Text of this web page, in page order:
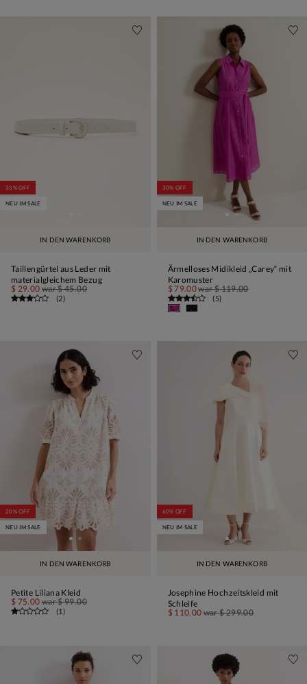
IN DEN WARENKORB
35% OFF
NEU IM SALE
Taillengürtel aus Leder mit
materialgleichem Bezug
$ 29.00 war$ 45.00
(2)
IN DEN WARENKORB
30% OFF
NEU IM SALE
Ärmelloses Midikleid „Carey“ mit
Karomuster
$ 79.00war$ 119.00
(5)
IN DEN WARENKORB
20% OFF
NEU IM SALE
Petite Liliana Kleid
$ 75.00 war$ 99.00
(1)
IN DEN WARENKORB
60% OFF
NEU IM SALE
Josephine Hochzeitskleid mit
Schleife
$ 110.00 war$ 299.00